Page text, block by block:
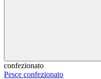
confezionato
Pesce confezionato